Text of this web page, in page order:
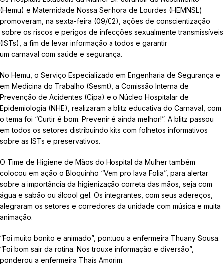
(Hemu) e Maternidade Nossa Senhora de Lourdes (HEMNSL)
promoveram, na sexta-feira (09/02), ações de conscientização
sobre os riscos e perigos de infecções sexualmente transmissíveis
(ISTs), a fim de levar informação a todos e garantir
um carnaval com saúde e segurança.
No Hemu, o Serviço Especializado em Engenharia de Segurança e
em Medicina do Trabalho (Sesmt), a Comissão Interna de
Prevenção de Acidentes (Cipa) e o Núcleo Hospitalar de
Epidemiologia (NHE), realizaram a blitz educativa do Carnaval, com
o tema foi “Curtir é bom. Prevenir é ainda melhor!”. A blitz passou
em todos os setores distribuindo kits com folhetos informativos
sobre as ISTs e preservativos.
O Time de Higiene de Mãos do Hospital da Mulher também
colocou em ação o Bloquinho “Vem pro lava Folia”, para alertar
sobre a importância da higienização correta das mãos, seja com
água e sabão ou álcool gel. Os integrantes, com seus adereços,
alegraram os setores e corredores da unidade com música e muita
animação.
“Foi muito bonito e animado”, pontuou a enfermeira Thuany Sousa.
“Foi bom sair da rotina. Nos trouxe informação e diversão”,
ponderou a enfermeira Thaís Amorim.